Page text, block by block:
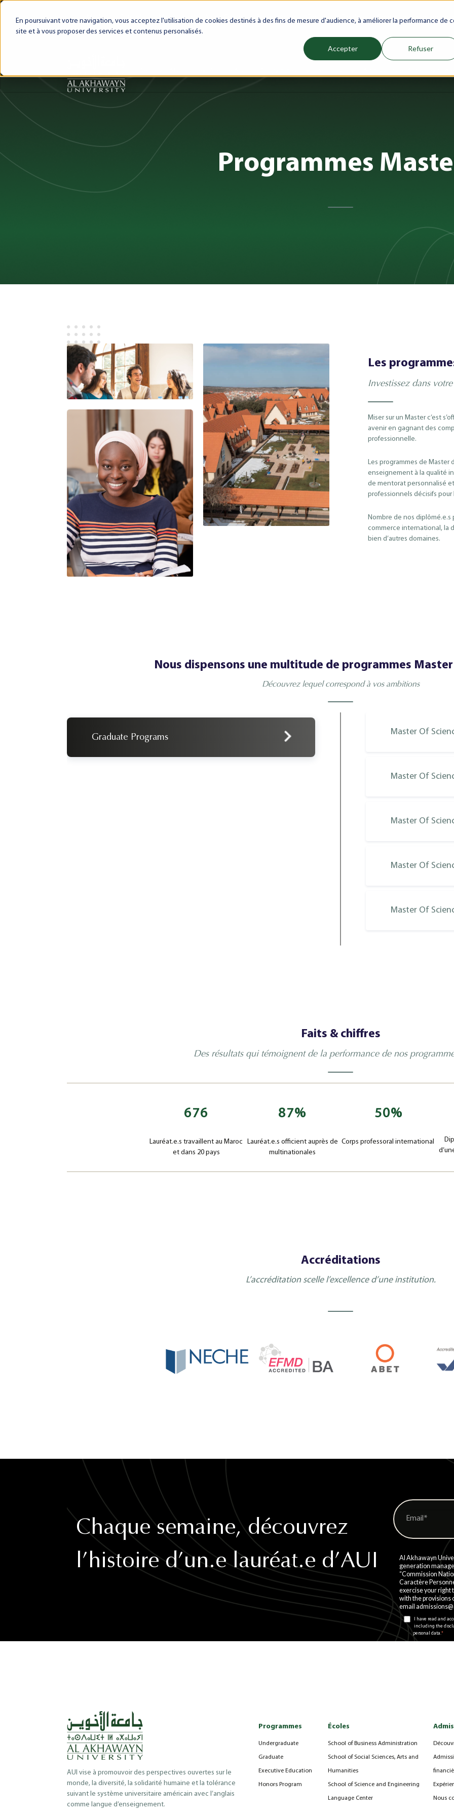
En poursuivant votre navigation, vous acceptez l'utilisation de cookies destinés à des fins de mesure d'audience, à améliorer la performance de
site et à vous proposer des services et contenus personalisés.
Accepter Refuser
My AUI Future(s) Ma carrière Azrou Center Bibliothèque Faculté Emplois Centres et unités de
Show submenu for Programmes
Show submenu for Schools
Programmes
Les
Investissez dans
Miser sur un Master c’est
avenir en gagnant des
professionnelle.
Les programmes de Master
enseignement à la qualité
de mentorat personnalisé
professionnels décisifs
Nombre de nos diplômé.e.s
commerce international, la
bien d’autres domaines.
Nous dispensons une multitude de programmes
Découvrez lequel correspond à vos ambitions
Graduate Programs Master Of
Master Of
Master Of
Master Of
Master Of
Master Of Arts
Master Of Arts
Master Of Arts
Master Of
Faits & chiffres
Des résultats qui témoignent de la performance de nos
949
Lauréat.e.s travaillent au Maroc
et dans 20 pays
87%
Lauréat.e.s officient auprès de
multinationales
50%
Corps professoral international
Accréditations
L’accréditation scelle l’excellence d’une institution.
Chaque semaine, découvrez
l’histoire d’un.e lauréat.e d’AUI
Al Akhawayn
generation
“Commission
Caractère
exercise your right
with the provisions
email
I have read and
including the
personal data.*
AUI vise à promouvoir des perspectives ouvertes sur le
monde, la diversité, la solidarité humaine et la tolérance
suivant le système universitaire américain avec l’anglais
comme langue d’enseignement.
Programmes
Undergraduate
Graduate
Executive Education
Honors Program
Écoles
School of Business Administration
School of Social Sciences, Arts and
Humanities
School of Science and Engineering
Language Center Nous